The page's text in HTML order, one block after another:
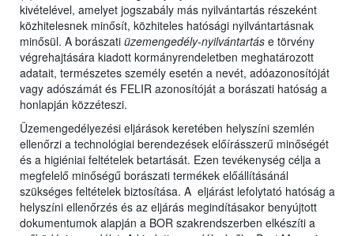
kivételével, amelyet jogszabály más nyilvántartás részeként
közhitelesnek minősít, közhiteles hatósági nyilvántartásnak
minősül. A borászati üzemengedély-nyilvántartás e törvény
végrehajtására kiadott kormányrendeletben meghatározott
adatait, természetes személy esetén a nevét, adóazonosítóját
vagy adószámát és FELIR azonosítóját a borászati hatóság a
honlapján közzéteszi.
Üzemengedélyezési eljárások keretében helyszíni szemlén
ellenőrzi a technológiai berendezések előírásszerű minőségét
és a higiéniai feltételek betartását. Ezen tevékenység célja a
megfelelő minőségű borászati termékek előállításánál
szükséges feltételek biztosítása. A eljárást lefolytató hatóság a
helyszíni ellenőrzés és az eljárás megindításakor benyújtott
dokumentumok alapján a BOR szakrendszerben elkészíti a